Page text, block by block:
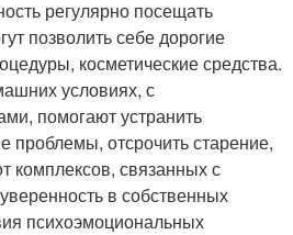
регулярно посещать
позволить себе дорогие
косметические средства.
условиях, с
помогают устранить
проблемы, отсрочить старение,
комплексов, связанных с
в собственных
психоэмоциональных